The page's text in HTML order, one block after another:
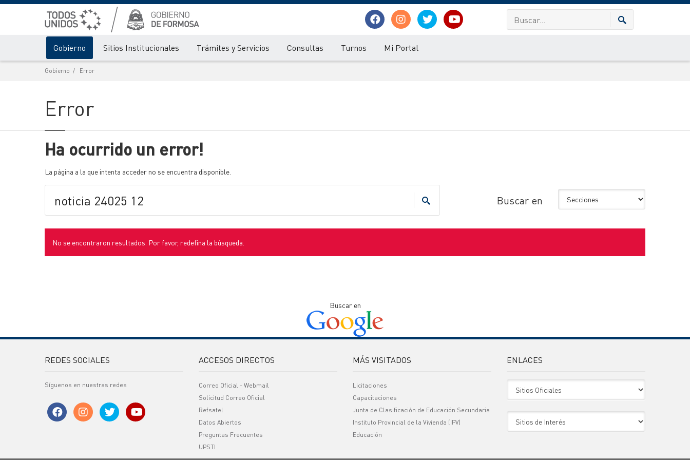
Gobierno Sitios Institucionales Trámites y Servicios Consultas Turnos Mi Portal
Gobierno Error
Error
Ha ocurrido un error!
La página a la que intenta acceder no se encuentra disponible.
Buscar en
No se encontraron resultados. Por favor, redefina la búsqueda.
Buscar en
REDES SOCIALES
Síguenos en nuestras redes
ACCESOS DIRECTOS
Correo Oficial - Webmail
Solicitud Correo Oficial
Refsatel
Datos Abiertos
Preguntas Frecuentes
UPSTI
MÁS VISITADOS
Licitaciones
Capacitaciones
Junta de Clasificación de Educación Secundaria
Instituto Provincial de la Vivienda (IPV)
Educación
ENLACES